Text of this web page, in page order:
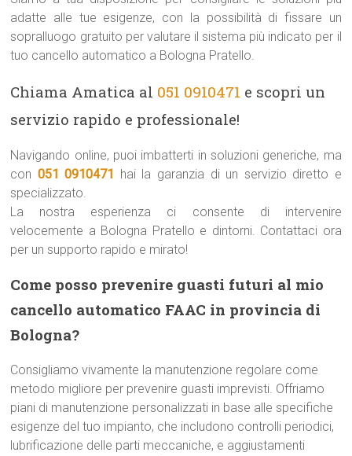
adatte alle tue esigenze, con la possibilità di fissare un
sopralluogo gratuito per valutare il sistema più indicato per il
tuo cancello automatico a Bologna Pratello.
Chiama Amatica al 051 0910471 e scopri un
servizio rapido e professionale!
Navigando online, puoi imbatterti in soluzioni generiche, ma
con 051 0910471 hai la garanzia di un servizio diretto e
specializzato.
La nostra esperienza ci consente di intervenire
velocemente a Bologna Pratello e dintorni. Contattaci ora
per un supporto rapido e mirato!
Come posso prevenire guasti futuri al mio
cancello automatico FAAC in provincia di
Bologna?
Consigliamo vivamente la manutenzione regolare come
metodo migliore per prevenire guasti imprevisti. Offriamo
piani di manutenzione personalizzati in base alle specifiche
esigenze del tuo impianto, che includono controlli periodici,
lubrificazione delle parti meccaniche, e aggiustamenti